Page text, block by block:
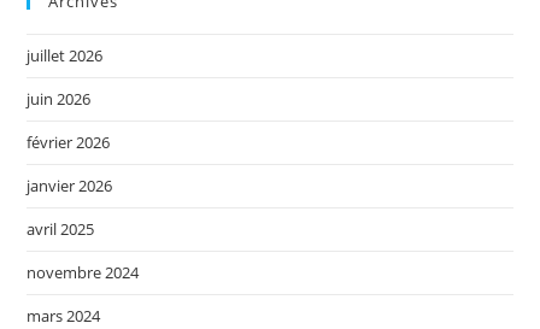
juillet 2026
juin 2026
février 2026
janvier 2026
avril 2025
novembre 2024
mars 2024